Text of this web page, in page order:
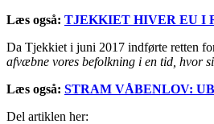
Læs også: TJEKKIET HIVER EU I
Da Tjekkiet i juni 2017 indførte retten
afvæbne vores befolkning i en tid, hvor
Læs også: STRAM VÅBENLOV:
Del artiklen her: